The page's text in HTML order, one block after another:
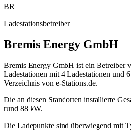
BR
Ladestationsbetreiber
Bremis Energy GmbH
Bremis Energy GmbH ist ein Betreiber
Ladestationen mit 4 Ladestationen und
Verzeichnis von e-Stations.de.
Die an diesen Standorten installierte
rund 88 kW.
Die Ladepunkte sind überwiegend mit